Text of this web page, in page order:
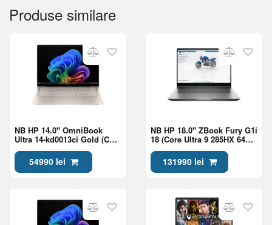
Produse similare
NB HP 14.0" OmniBook
Ultra 14-kd0013ci Gold (Core
11) 54990 lei
NB HP 18.0" ZBook Fury G1i
18 (Core Ultra 9 285HX 64Gb
11) 131990 lei